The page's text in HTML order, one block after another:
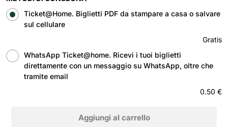
Ticket@Home. Biglietti PDF da stampare a casa o salvare
sul cellulare
Gratis
WhatsApp Ticket@home. Ricevi i tuoi biglietti
direttamente con un messaggio su WhatsApp, oltre che
tramite email
0.50 €